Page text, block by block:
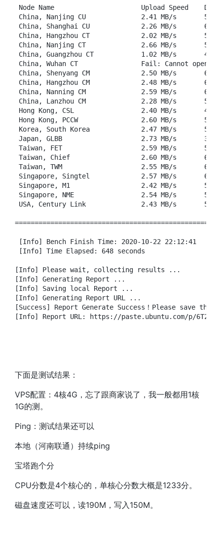
Node Name                      Upload Speed
China, Nanjing CU              2.41 MB/s       5.89
China, Shanghai CU             2.26 MB/s       6.02
China, Hangzhou CT             2.02 MB/s       5.94
China, Nanjing CT              2.66 MB/s       5.98
China, Guangzhou CT            1.02 MB/s       4.17
China, Wuhan CT                Fail: Cannot open
China, Shenyang CM             2.50 MB/s       6.12
China, Hangzhou CM             2.48 MB/s       6.29
China, Nanning CM              2.59 MB/s       6.14
China, Lanzhou CM              2.28 MB/s       5.94
Hong Kong, CSL                 2.40 MB/s       4.83
Hong Kong, PCCW                2.60 MB/s       5.98
Korea, South Korea             2.47 MB/s       5.97
Japan, GLBB                    2.73 MB/s       3.18
Taiwan, FET                    2.59 MB/s       5.74
Taiwan, Chief                  2.60 MB/s       6.28
Taiwan, TWM                    2.55 MB/s       6.20
Singapore, Singtel             2.57 MB/s       6.21
Singapore, M1                  2.42 MB/s       5.72
Singapore, NME                 2.54 MB/s       5.99
USA, Century Link              2.43 MB/s       5.81
[Info] Bench Finish Time: 2020-10-22 22:12:41
[Info] Time Elapsed: 648 seconds
[Info] Please wait, collecting results ...
[Info] Generating Report ...
[Info] Saving local Report ...
[Info] Generating Report URL ...
[Success] Report Generate Success！Please save
下面是测试结果：
VPS配置：4核4G，忘了跟商家说了，我一般都用1核
1G的测。
Ping：测试结果还可以
本地（河南联通）持续ping
宝塔跑个分
CPU分数是4个核心的，单核心分数大概是1233分。
磁盘速度还可以，读190M，写入150M。